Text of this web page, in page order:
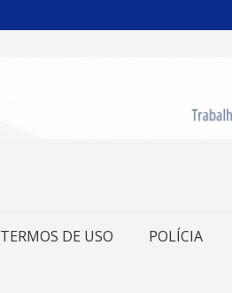
TERMOS DE USO POLÍCIA